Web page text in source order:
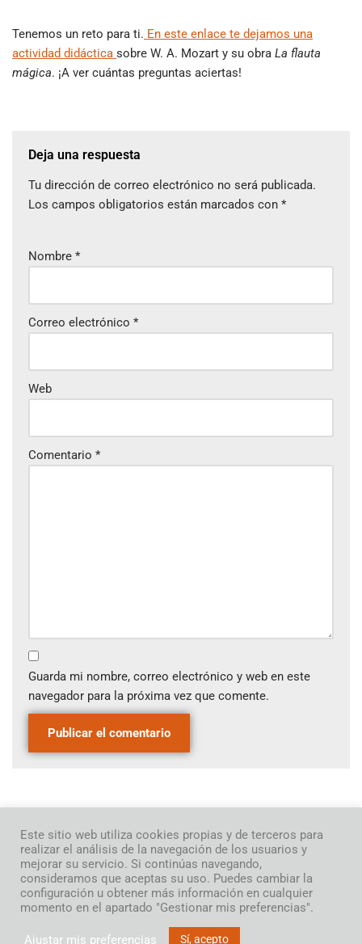
Tenemos un reto para ti. En este enlace te dejamos una
actividad didáctica sobre W. A. Mozart y su obra La flauta
mágica. ¡A ver cuántas preguntas aciertas!
Deja una respuesta
Tu dirección de correo electrónico no será publicada.
Los campos obligatorios están marcados con *
Nombre *
Correo electrónico *
Web
Comentario *
Guarda mi nombre, correo electrónico y web en este
navegador para la próxima vez que comente.
Cántame un cuento. Navidad
2023
Pedro y el lobo de Prokofiev
Este sitio web utiliza cookies propias y de terceros para
realizar el análisis de la navegación de los usuarios y
mejorar su servicio. Si continúas navegando,
consideramos que aceptas su uso. Puedes cambiar la
configuración u obtener más información en cualquier
momento en el apartado "Gestionar mis preferencias".
Ajustar mis preferencias Sí, acepto